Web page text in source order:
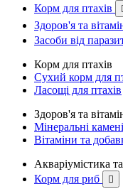
Корм для птахів
Здоров'я та
Засоби від
Корм для птахів
Сухий корм для
Ласощі для птахів
Здоров'я та
Мінеральні
Вітаміни та
Акваріумістика
Корм для риб
